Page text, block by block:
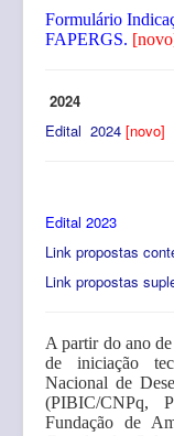
Formulário
FAPERGS.
2024
Edital 2024 [novo]
Edital 2023
Link propostas
Link propostas
A partir do ano
de iniciação
Nacional de
(PIBIC/CNPq,
Fundação de